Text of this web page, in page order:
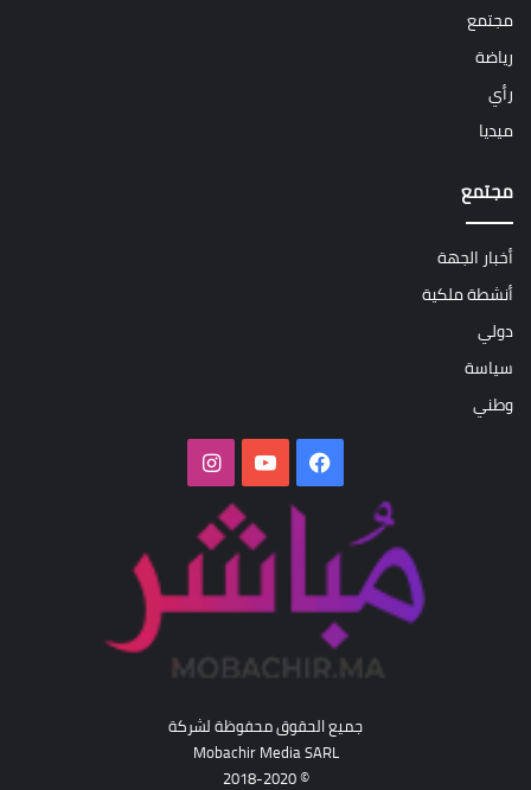
مجتمع
رياضة
رأي
ميديا
مجتمع
أخبار الجهة
أنشطة ملكية
دولي
سياسة
وطني
فيسبوك‫YouTubeانستقرام
جميع الحقوق محفوظة لشركة
Mobachir Media SARL
© 2018-2020